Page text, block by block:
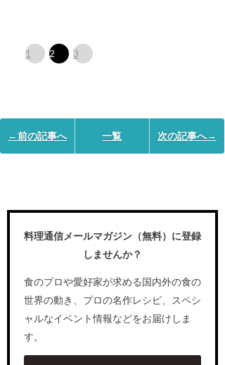
1 2 3
←前の記事へ 一覧 次の記事へ→
料理通信メールマガジン（無料）に登録
しませんか？
食のプロや愛好家が求める国内外の食の
世界の動き、プロの名作レシピ、スペシ
ャルなイベント情報などをお届けしま
す。